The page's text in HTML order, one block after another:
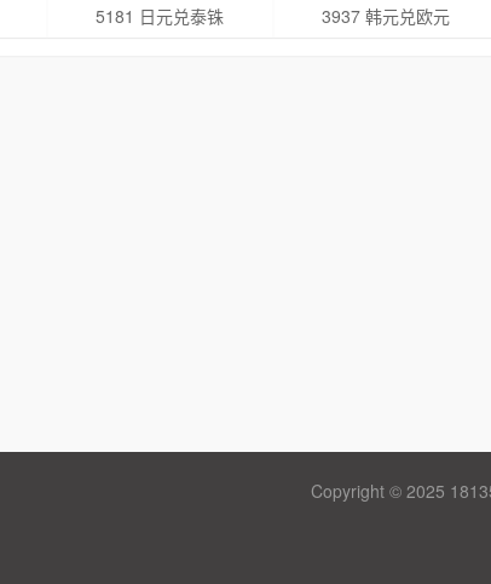
5181 日元兑泰铢 3937 韩元兑欧元
Copyright © 2025